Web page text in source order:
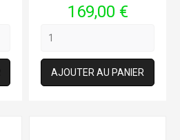
Prix
169,00 €
AJOUTER AU PANIER